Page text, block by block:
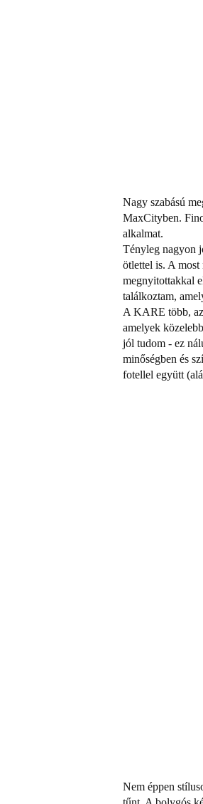
Nagy szabású
MaxCityben.
alkalmat.
Tényleg nagyon
ötlettel is. A
megnyitottakkal
találkoztam,
A KARE több,
amelyek
jól tudom - ez
minőségben és
fotellel együtt
Nem éppen